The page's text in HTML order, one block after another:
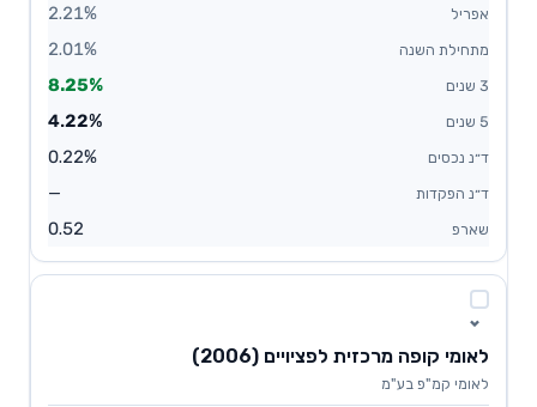
2.21%
2.01%
8.25%
4.22%
0.22%
—
0.52
לאומי קופה מרכזית לפציויים (2006)
לאומי קמ"פ בע"מ